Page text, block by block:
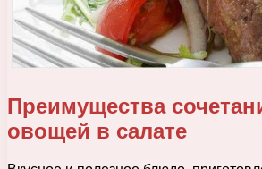
Преимущества
овощей в салате